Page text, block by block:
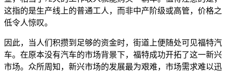
这指的是生产线上的普通工人，而非中产阶级或高管，价格之
低令人惊叹。
因此，当人们积攒到足够的资金时，街道上便随处可见福特汽
车。在原本没有汽车的市场背景下，福特成功开拓了这一新兴
市场。众所周知，新兴市场的发展最为艰难，市场需求难以迅